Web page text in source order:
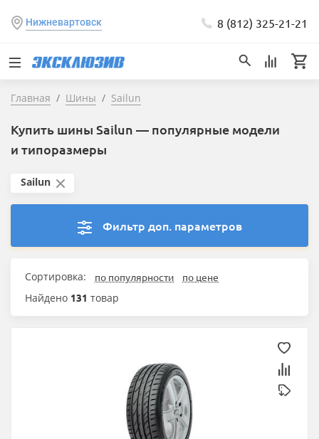
Нижневартовск 8 (812) 325-21-21
Главная Шины Sailun
Купить шины Sailun — популярные модели
и типоразмеры
Sailun
Фильтр доп. параметров
Сортировка: по популярности по цене
Найдено 131 товар